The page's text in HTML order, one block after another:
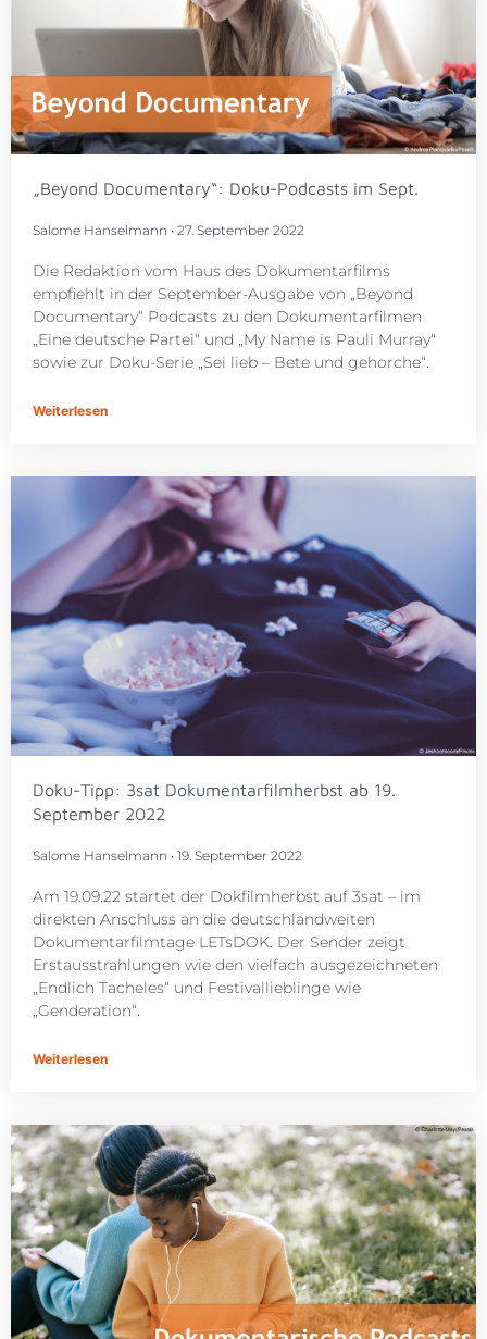
„Beyond Documentary“: Doku-Podcasts im Sept.
Salome Hanselmann 27. September 2022
Die Redaktion vom Haus des Dokumentarfilms
empfiehlt in der September-Ausgabe von „Beyond
Documentary“ Podcasts zu den Dokumentarfilmen
„Eine deutsche Partei“ und „My Name is Pauli Murray“
sowie zur Doku-Serie „Sei lieb – Bete und gehorche“.
Weiterlesen
Doku-Tipp: 3sat Dokumentarfilmherbst ab 19.
September 2022
Salome Hanselmann 19. September 2022
Am 19.09.22 startet der Dokfilmherbst auf 3sat – im
direkten Anschluss an die deutschlandweiten
Dokumentarfilmtage LETsDOK. Der Sender zeigt
Erstausstrahlungen wie den vielfach ausgezeichneten
„Endlich Tacheles“ und Festivallieblinge wie
„Genderation“.
Weiterlesen